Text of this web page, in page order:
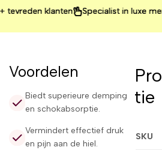
klanten Specialist in luxe merken
klanten Specialist in luxe merken
klanten Specialist in luxe merken
Voordelen
Biedt superieure demping
en schokabsorptie.
Vermindert effectief druk
en pijn aan de hiel.
tie
SKU